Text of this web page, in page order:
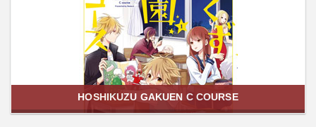
HOSHIKUZU GAKUEN C COURSE